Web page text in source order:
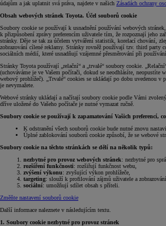
údajům a jak uplatnit svá práva, najdete v našich Zásadách ochrany
Obsah webových stránek Toyota. Účel souborů cookie
Soubory cookie se používají k usnadnění používání webových
k přizpůsobení zprávy preferencím uživatele tím, že rozpoznají jeho
stránky. Děje se tak za účelem vytváření statistik, korelací chování,
zobrazování cílené reklamy. Stránky rovněž používají tzv. third party
sociálních médií, které usnadňují vzájemné přesměrování při
Stránky Toyota používají „relační“ a „trvalé“ soubory cookie.
(uchováváme je ve Vašem počítači, dokud se neodhlásíte, neopustíte
webový prohlížeč). „Trvalé“ cookies se ukládají po dobu uvedenou v
je nevymažete.
Webové stránky ukládají a načítají soubory cookie podle Vámi
dříve uložené do Vašeho počítače je nutné vymazat ručně.
Soubory cookie se používají k zapamatování Vašich preferencí,
K odstranění všech souborů cookie bude nutné znovu
Úplné zablokování souborů cookie způsobí, že se webové
Soubory cookie na těchto stránkách se dělí na několik typů:
nezbytné pro provoz webových stránek: nezbytné pro
rozšíření funkčnosti: rozšiřují funkčnost webu,
zvýšení výkonu: zvyšující výkon prohlížeče,
targeting: slouží k profilování zájmů uživatele a
sociální: umožňují sdílet obsah s příteli.
Změňte nastavení souborů cookie
Další informace naleznete v následujícím textu.
1. Soubory cookie nezbytné pro provoz stránek